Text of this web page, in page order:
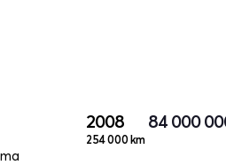
2008
254 000 km
84 000